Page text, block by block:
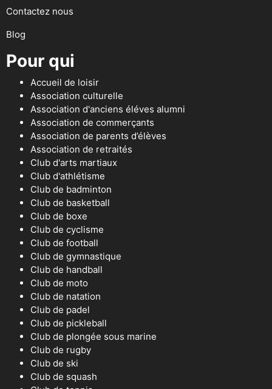
Contactez nous
Blog
Pour qui
Accueil de loisir
Association culturelle
Association d'anciens éléves alumni
Association de commerçants
Association de parents d’élèves
Association de retraités
Club d'arts martiaux
Club d'athlétisme
Club de badminton
Club de basketball
Club de boxe
Club de cyclisme
Club de football
Club de gymnastique
Club de handball
Club de moto
Club de natation
Club de padel
Club de pickleball
Club de plongée sous marine
Club de rugby
Club de ski
Club de squash